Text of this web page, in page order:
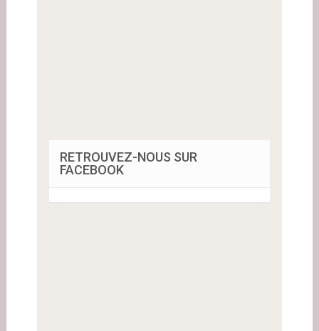
RETROUVEZ-NOUS SUR
FACEBOOK